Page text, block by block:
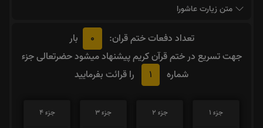
متن زیارت عاشورا
تعداد دفعات ختم قران: 0
بار
جهت تسریع در ختم قرآن کریم پیشنهاد میشود حضرتعالی جزء
شماره
1 را قرائت بفرمایید
جزء 1
جزء 2
جزء 3
جزء 4